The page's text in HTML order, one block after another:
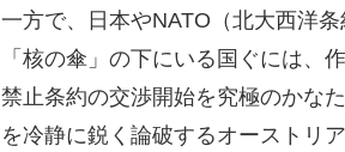
一方で、日本やNATO（北大西洋
「核の傘」の下にいる国ぐには、
禁止条約の交渉開始を究極のかな
を冷静に鋭く論破するオーストリ